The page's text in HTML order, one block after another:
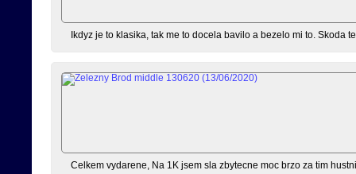
Ikdyz je to klasika, tak me to docela bavilo a bezelo mi to. Skoda
Celkem vydarene, Na 1K jsem sla zbytecne moc brzo za tim